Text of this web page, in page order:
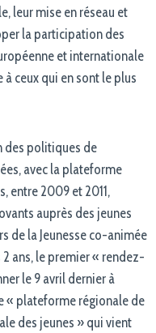
leur mise en réseau et
la participation des
et internationale
ceux qui en sont le plus
des politiques de
avec la plateforme
entre 2009 et 2011,
auprès des jeunes
de la Jeunesse co-animée
ans, le premier « rendez-
le 9 avril dernier à
« plateforme régionale de
des jeunes » qui vient